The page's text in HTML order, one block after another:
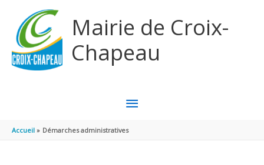
Mairie de Croix-
Chapeau
MENU
PRINCIPAL
Accueil Démarches administratives